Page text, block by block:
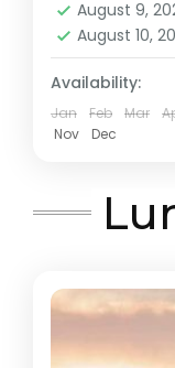
August 9,
August 10,
Availability:
Jan Feb Mar
Nov
Dec